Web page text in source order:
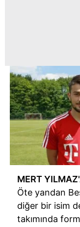
MERT
Öte yandan
diğer bir isim
takımında